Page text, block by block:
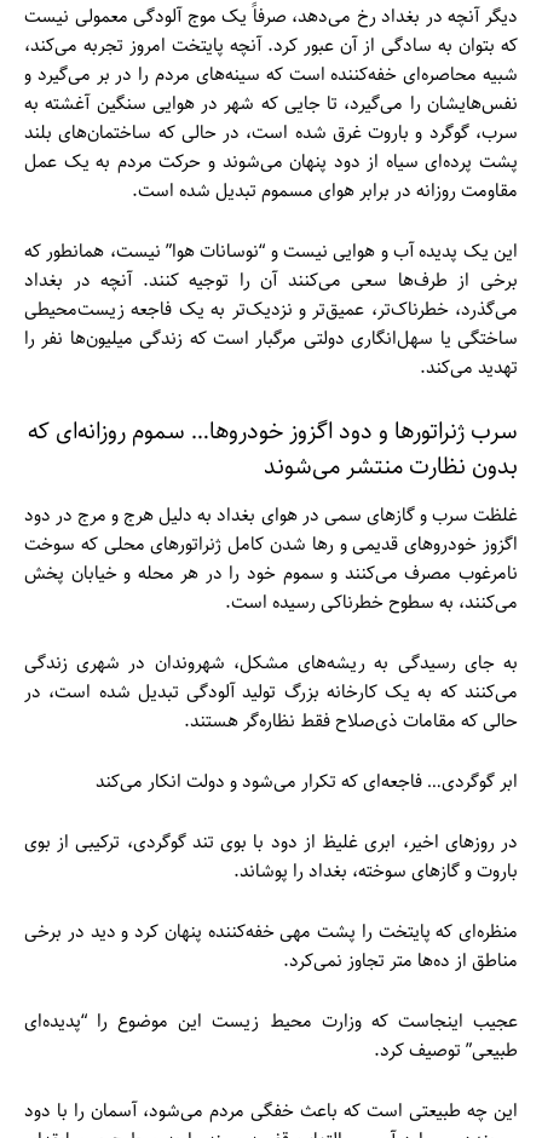
دیگر آنچه در بغداد رخ می‌دهد، صرفاً یک موج آلودگی معمولی نیست
که بتوان به سادگی از آن عبور کرد. آنچه پایتخت امروز تجربه می‌کند،
شبیه محاصره‌ای خفه‌کننده است که سینه‌های مردم را در بر می‌گیرد و
نفس‌هایشان را می‌گیرد، تا جایی که شهر در هوایی سنگین آغشته به
سرب، گوگرد و باروت غرق شده است، در حالی که ساختمان‌های بلند
پشت پرده‌ای سیاه از دود پنهان می‌شوند و حرکت مردم به یک عمل
مقاومت روزانه در برابر هوای مسموم تبدیل شده است.
این یک پدیده آب و هوایی نیست و “نوسانات هوا” نیست، همانطور که
برخی از طرف‌ها سعی می‌کنند آن را توجیه کنند. آنچه در بغداد
می‌گذرد، خطرناک‌تر، عمیق‌تر و نزدیک‌تر به یک فاجعه زیست‌محیطی
ساختگی یا سهل‌انگاری دولتی مرگبار است که زندگی میلیون‌ها نفر را
تهدید می‌کند.
سرب ژنراتورها و دود اگزوز خودروها… سموم روزانه‌ای که
بدون نظارت منتشر می‌شوند
غلظت سرب و گازهای سمی در هوای بغداد به دلیل هرج و مرج در دود
اگزوز خودروهای قدیمی و رها شدن کامل ژنراتورهای محلی که سوخت
نامرغوب مصرف می‌کنند و سموم خود را در هر محله و خیابان پخش
می‌کنند، به سطوح خطرناکی رسیده است.
به جای رسیدگی به ریشه‌های مشکل، شهروندان در شهری زندگی
می‌کنند که به یک کارخانه بزرگ تولید آلودگی تبدیل شده است، در
حالی که مقامات ذی‌صلاح فقط نظاره‌گر هستند.
ابر گوگردی… فاجعه‌ای که تکرار می‌شود و دولت انکار می‌کند
در روزهای اخیر، ابری غلیظ از دود با بوی تند گوگردی، ترکیبی از بوی
باروت و گازهای سوخته، بغداد را پوشاند.
منظره‌ای که پایتخت را پشت مهی خفه‌کننده پنهان کرد و دید در برخی
مناطق از ده‌ها متر تجاوز نمی‌کرد.
عجیب اینجاست که وزارت محیط زیست این موضوع را “پدیده‌ای
طبیعی” توصیف کرد.
این چه طبیعتی است که باعث خفگی مردم می‌شود، آسمان را با دود